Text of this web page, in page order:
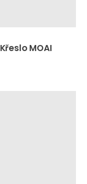
Křeslo MOAI